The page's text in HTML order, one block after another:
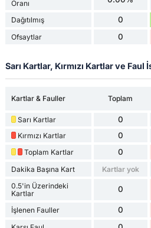
Oranı
Dağıtılmış 0
Ofsaytlar 0
Sarı Kartlar, Kırmızı Kartlar ve
Kartlar & Fauller Toplam
Sarı Kartlar 0
Kırmızı Kartlar 0
Toplam Kartlar 0
Dakika Başına Kart Kartlar yok
0.5'in Üzerindeki
Kartlar
0
İşlenen Fauller 0